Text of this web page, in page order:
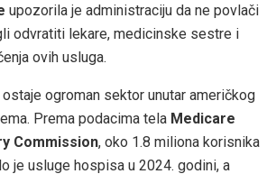
upozorila je administraciju da ne povlači
odvratiti lekare, medicinske sestre i
ovih usluga.
ogroman sektor unutar američkog
Prema podacima tela Medicare
Commission, oko 1.8 miliona korisnika
je usluge hospisa u 2024. godini, a